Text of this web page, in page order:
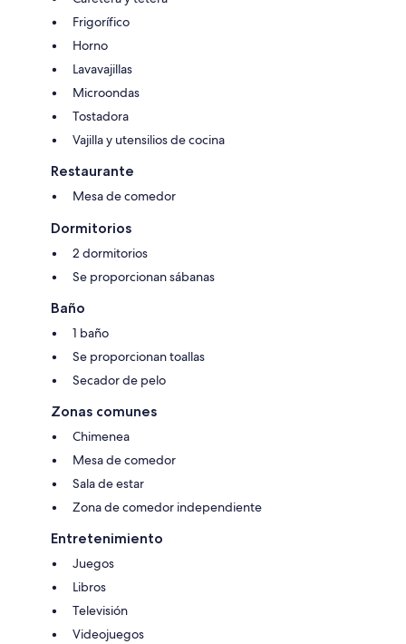
Frigorífico
Horno
Lavavajillas
Microondas
Tostadora
Vajilla y utensilios de cocina
Restaurante
Mesa de comedor
Dormitorios
2 dormitorios
Se proporcionan sábanas
Baño
1 baño
Se proporcionan toallas
Secador de pelo
Zonas comunes
Chimenea
Mesa de comedor
Sala de estar
Zona de comedor independiente
Entretenimiento
Juegos
Libros
Televisión
Videojuegos